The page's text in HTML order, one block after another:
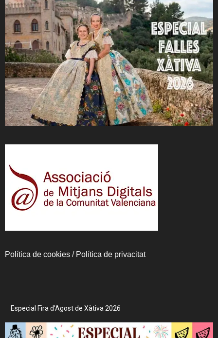
Política de cookies / Política de privacitat
Especial Fira d’Agost de Xàtiva 2026